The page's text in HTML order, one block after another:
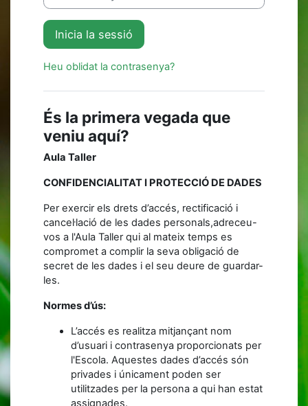
Inicia la sessió
Heu oblidat la contrasenya?
És la primera vegada que
veniu aquí?
Aula Taller
CONFIDENCIALITAT I PROTECCIÓ DE DADES
Per exercir els drets d’accés, rectificació i
cancel·lació de les dades personals,adreceu-
vos a l'Aula Taller qui al mateix temps es
compromet a complir la seva obligació de
secret de les dades i el seu deure de guardar-
les.
Normes d’ús:
L’accés es realitza mitjançant nom
d’usuari i contrasenya proporcionats per
l'Escola. Aquestes dades d’accés són
privades i únicament poden ser
utilitzades per la persona a qui han estat
assignades.